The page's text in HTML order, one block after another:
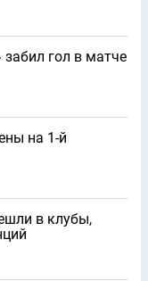
забил гол в матче
на 1-й
в клубы,